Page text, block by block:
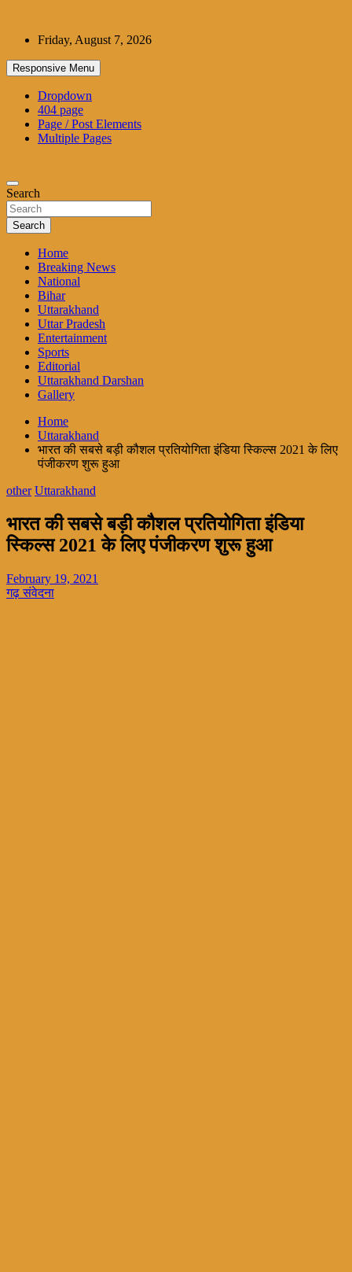
contentFriday, August 7, 2026
Responsive Menu
Dropdown
404 page
Page / Post Elements
Multiple Pages
Search
Search
Home
Breaking News
National
Bihar
Uttarakhand
Uttar Pradesh
Entertainment
Sports
Editorial
Uttarakhand Darshan
Gallery
Home
Uttarakhand
भारत की सबसे बड़ी कौशल प्रतियोगिता इंडिया स्किल्स 2021 के लिए
पंजीकरण शुरू हुआ
other Uttarakhand
भारत की सबसे बड़ी कौशल प्रतियोगिता इंडिया
स्किल्स 2021 के लिए पंजीकरण शुरू हुआ
February 19, 2021
गढ़ संवेदना